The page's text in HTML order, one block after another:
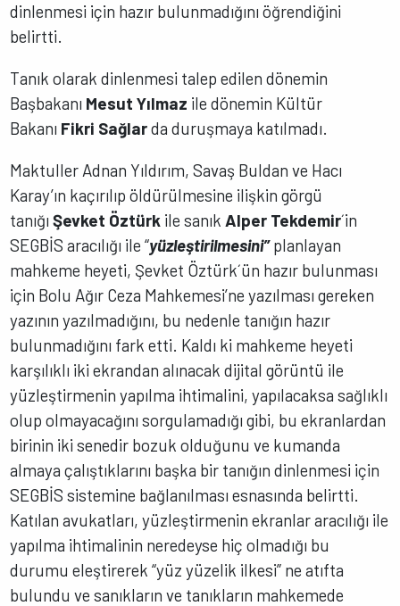
dinlenmesi için hazır bulunmadığını öğrendiğini
belirtti.
Tanık olarak dinlenmesi talep edilen dönemin
Başbakanı Mesut Yılmaz ile dönemin Kültür
Bakanı Fikri Sağlarda duruşmaya katılmadı.
Maktuller Adnan Yıldırım, Savaş Buldan ve Hacı
Karay’ın kaçırılıp öldürülmesine ilişkin görgü
tanığıŞevket Öztürk ile sanık Alper Tekdemir´in
SEGBİS aracılığı ile “yüzleştirilmesini”planlayan
mahkeme heyeti, Şevket Öztürk´ün hazır bulunması
için Bolu Ağır Ceza Mahkemesi’ne yazılması gereken
yazının yazılmadığını, bu nedenle tanığın hazır
bulunmadığını fark etti. Kaldı ki mahkeme heyeti
karşılıklı iki ekrandan alınacak dijital görüntü ile
yüzleştirmenin yapılma ihtimalini, yapılacaksa sağlıklı
olup olmayacağını sorgulamadığı gibi, bu ekranlardan
birinin iki senedir bozuk olduğunu ve kumanda
almaya çalıştıklarını başka bir tanığın dinlenmesi için
SEGBİS sistemine bağlanılması esnasında belirtti.
Katılan avukatları, yüzleştirmenin ekranlar aracılığı ile
yapılma ihtimalinin neredeyse hiç olmadığı bu
durumu eleştirerek “yüz yüzelik ilkesi” ne atıfta
bulundu ve sanıkların ve tanıkların mahkemede